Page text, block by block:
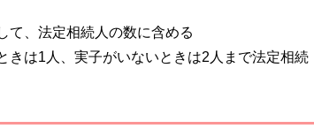
て、法定相続人の数に含める
きは1人、実子がいないときは2人まで法定相続